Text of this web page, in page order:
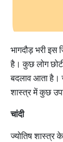
भागदौड़ भरी इस
है। कुछ लोग
बदलाव आता है।
शास्त्र में कुछ
चांदी
ज्योतिष शास्त्र